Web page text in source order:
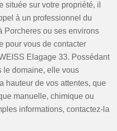
située sur votre propriété, il
à un professionnel du
Porcheres ou ses environs
pour vous de contacter
Elagage 33. Possédant
le domaine, elle vous
hauteur de vos attentes, que
manuelle, chimique ou
informations, contactez-la